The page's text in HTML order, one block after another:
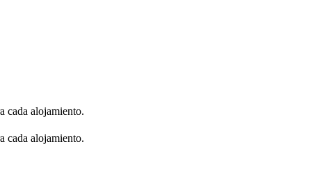
cada alojamiento.
cada alojamiento.